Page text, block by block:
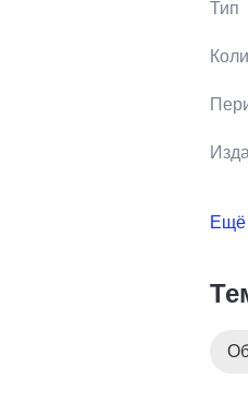
Тип
Ещё